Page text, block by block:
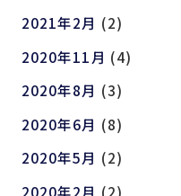
2021年2月 (2)
2020年11月 (4)
2020年8月 (3)
2020年6月 (8)
2020年5月 (2)
2020年2月 (2)